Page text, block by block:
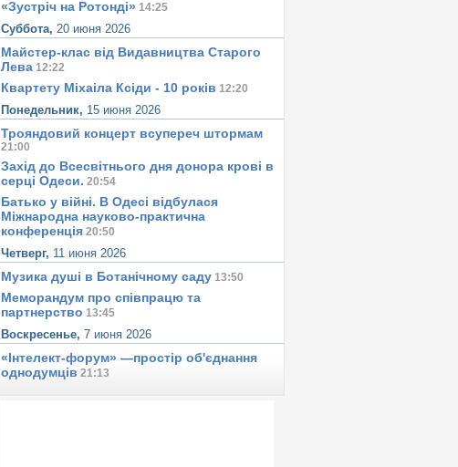
«Зустріч на Ротонді» 14:25
Суббота, 20 июня 2026
Майстер-клас від Видавництва Старого
Лева 12:22
Квартету Міхаіла Ксіди - 10 років 12:20
Понедельник, 15 июня 2026
Трояндовий концерт всупереч штормам
21:00
Захід до Всесвітнього дня донора крові в
серці Одеси. 20:54
Батько у вiйнi. В Одесi вiдбулася
Міжнародна науково-практична
конференція 20:50
Четверг, 11 июня 2026
Музика душi в Ботанiчному саду 13:50
Меморандум про співпрацю та
партнерство 13:45
Воскресенье, 7 июня 2026
«Інтелект-форум» —простір об'єднання
однодумців 21:13